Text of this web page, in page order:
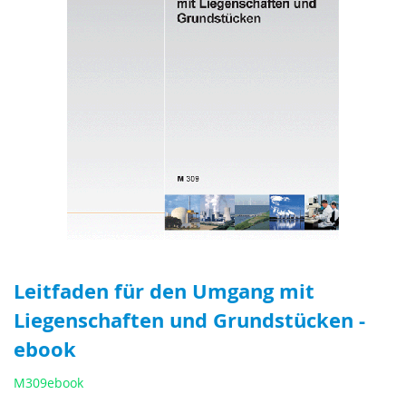
Leitfaden für den Umgang mit
Liegenschaften und Grundstücken -
ebook
M309ebook